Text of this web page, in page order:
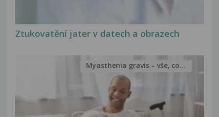
Ztukovatění jater v datech a obrazech
Myasthenia gravis – vše, co...